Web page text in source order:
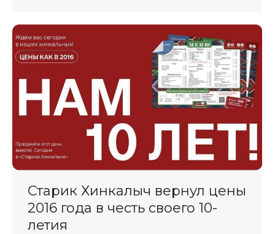
Старик Хинкалыч вернул цены
2016 года в честь своего 10-
летия